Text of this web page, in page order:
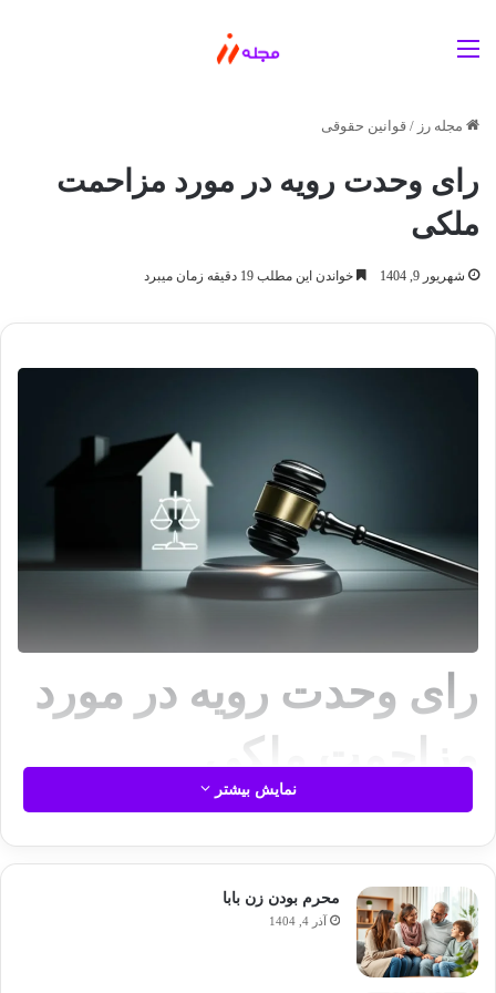
مجله رز / قوانین حقوقی
رای وحدت رویه در مورد مزاحمت
ملکی
شهریور 9, 1404 خواندن این مطلب 19 دقیقه زمان میبرد
رای وحدت رویه در مورد
مزاحمت ملکی
رسیدگی به جرایم تصرف عدوانی، مزاحمت و ممانعت از حق را
صلاحیت دادگاه کیفری دو، بدون نیاز به کیفرخواست، قرار می دهد.
این رای نقش حیاتی در تسهیل و تسریع فرآیندهای قضایی مربوط به
این دسته از دعاوی ملکی ایفا کرده است.
نمایش بیشتر
محرم بودن زن بابا
آذر 4, 1404